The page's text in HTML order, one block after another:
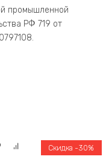
промышленной
РФ 719 от
Скидка -30%